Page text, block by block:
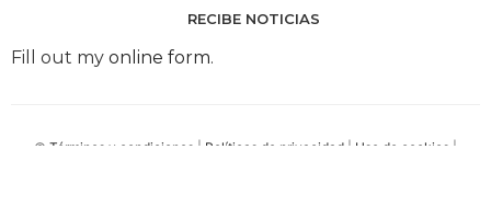
RECIBE NOTICIAS
Fill out my online form.
© Términos y condiciones | Políticas de privacidad | Uso de cookies |